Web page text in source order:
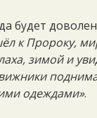
будет
к Пророку,
зимой и
одеждами».